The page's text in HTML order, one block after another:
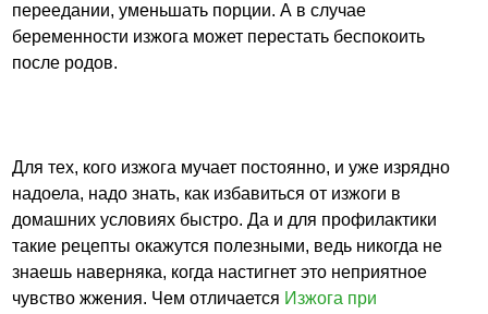
переедании, уменьшать порции. А в случае
беременности изжога может перестать беспокоить
после родов.
Для тех, кого изжога мучает постоянно, и уже изрядно
надоела, надо знать, как избавиться от изжоги в
домашних условиях быстро. Да и для профилактики
такие рецепты окажутся полезными, ведь никогда не
знаешь наверняка, когда настигнет это неприятное
чувство жжения. Чем отличается Изжога при